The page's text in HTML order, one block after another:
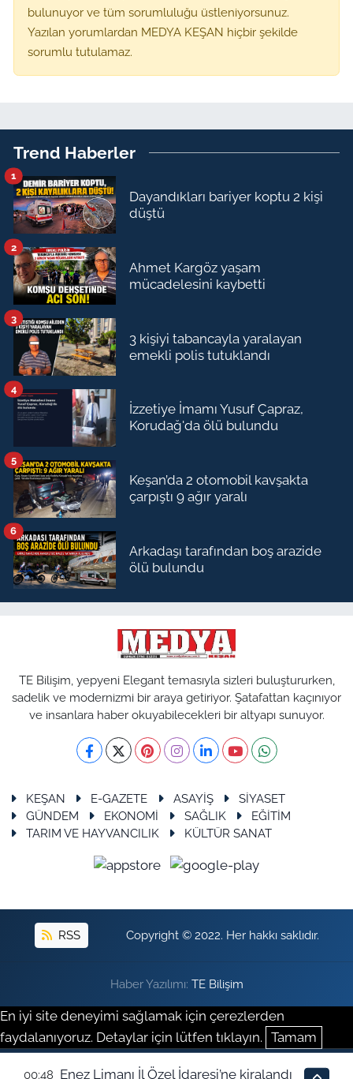
bulunuyor ve tüm sorumluluğu üstleniyorsunuz.
Yazılan yorumlardan MEDYA KEŞAN hiçbir şekilde
sorumlu tutulamaz.
Trend Haberler
Dayandıkları bariyer koptu 2 kişi
düştü
1
Ahmet Kargöz yaşam
mücadelesini kaybetti
2
3 kişiyi tabancayla yaralayan
emekli polis tutuklandı
3
İzzetiye İmamı Yusuf Çapraz,
Korudağ'da ölü bulundu
4
Keşan’da 2 otomobil kavşakta
çarpıştı 9 ağır yaralı
5
Arkadaşı tarafından boş arazide
ölü bulundu
6
TE Bilişim, yepyeni Elegant temasıyla sizleri buluştururken,
sadelik ve modernizmi bir araya getiriyor. Şatafattan kaçınıyor
ve insanlara haber okuyabilecekleri bir altyapı sunuyor.
KEŞAN E-GAZETE ASAYİŞ
SİYASET
GÜNDEM
EKONOMİ SAĞLIK
EĞİTİM
TARIM VE HAYVANCILIK
KÜLTÜR SANAT
RSS Copyright © 2022. Her hakkı saklıdır.
Haber Yazılımı: TE Bilişim
En iyi site deneyimi sağlamak için çerezlerden
faydalanıyoruz. Detaylar için lütfen tıklayın. Tamam
00:48 Enez Limanı İl Özel İdaresi’ne kiralandı